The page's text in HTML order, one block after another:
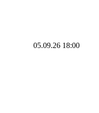
05.09.26 18:00